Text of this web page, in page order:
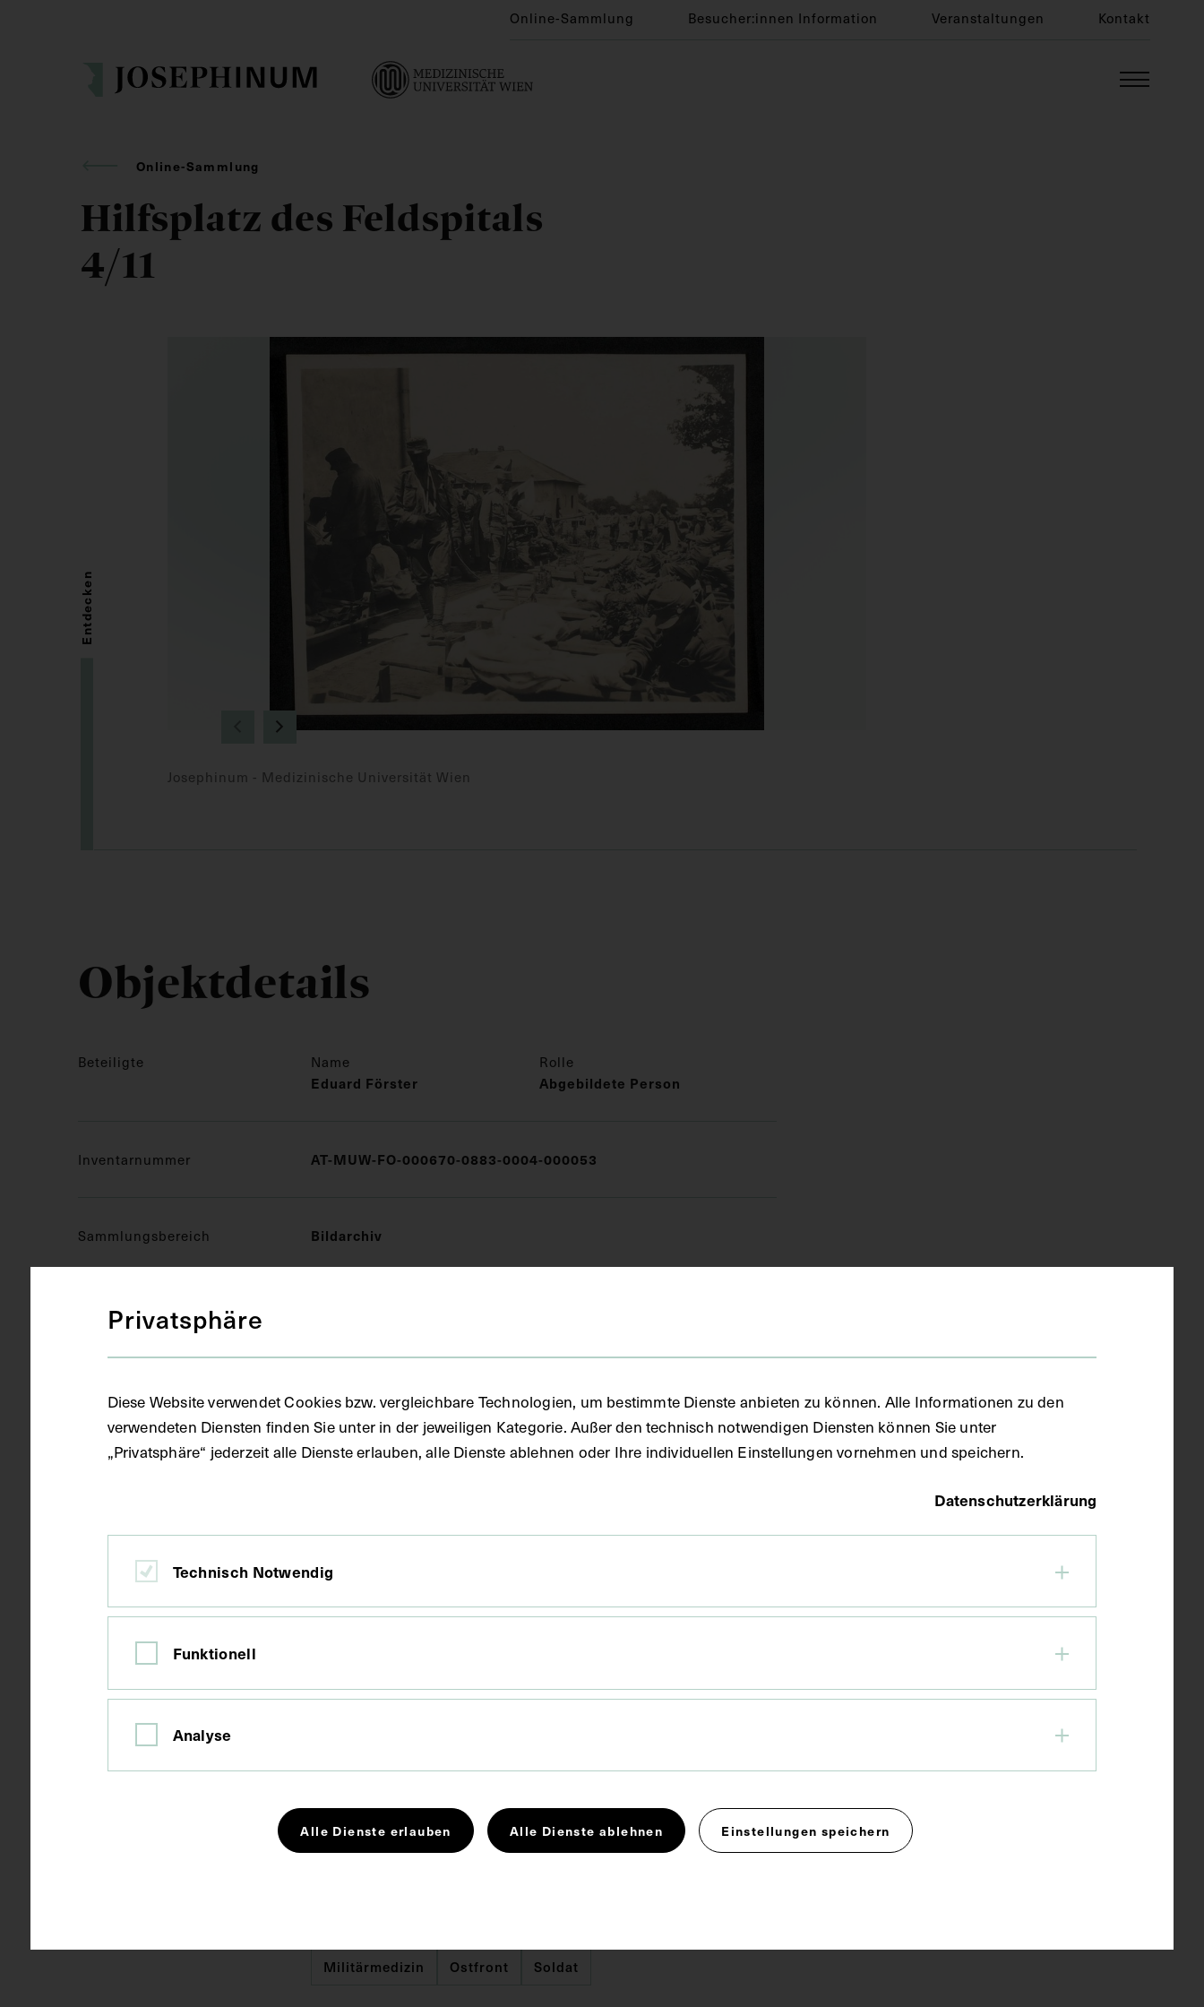
Online-Sammlung Besucher:innen Information Veranstaltungen Kontakt
Online-Sammlung
Hilfsplatz des Feldspitals
4/11
Josephinum - Medizinische Universität Wien
Entdecken
Objektdetails
Beteiligte Name Rolle
Eduard Förster Abgebildete Person
Inventarnummer AT-MUW-FO-000670-0883-0004-000053
Sammlungsbereich Bildarchiv
Medizinisches Fachgebiet
Gegenstand Fotoalbum
Datierung 16.07.1915
Russische Föderation
Material Papier
Technik Fotografie
Bildmaß 8,5 x 10,8 cm
Militärmedizin
Ostfront Soldat
Privatsphäre
Diese Website verwendet Cookies bzw. vergleichbare Technologien, um bestimmte Dienste anbieten zu können. Alle Informationen zu den
verwendeten Diensten finden Sie unter in der jeweiligen Kategorie. Außer den technisch notwendigen Diensten können Sie unter
„Privatsphäre“ jederzeit alle Dienste erlauben, alle Dienste ablehnen oder Ihre individuellen Einstellungen vornehmen und speichern.
Datenschutzerklärung
Technisch Notwendig
Funktionell
Analyse
Alle Dienste erlauben Alle Dienste ablehnen Einstellungen speichern